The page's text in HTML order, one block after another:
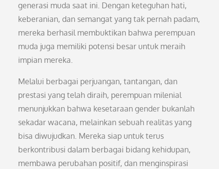
generasi muda saat ini. Dengan keteguhan hati,
keberanian, dan semangat yang tak pernah padam,
mereka berhasil membuktikan bahwa perempuan
muda juga memiliki potensi besar untuk meraih
impian mereka.
Melalui berbagai perjuangan, tantangan, dan
prestasi yang telah diraih, perempuan milenial
menunjukkan bahwa kesetaraan gender bukanlah
sekadar wacana, melainkan sebuah realitas yang
bisa diwujudkan. Mereka siap untuk terus
berkontribusi dalam berbagai bidang kehidupan,
membawa perubahan positif, dan menginspirasi